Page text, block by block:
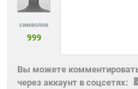
символов
999
Вы можете
через аккаунт в соцсетях: